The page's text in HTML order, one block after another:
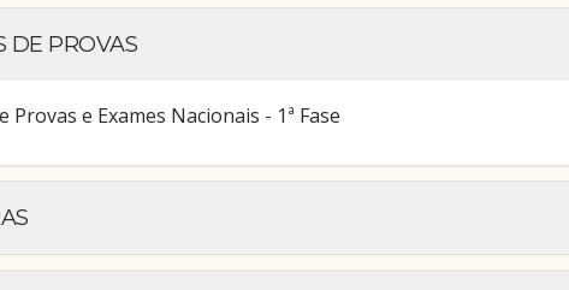
DE PROVAS
Provas e Exames Nacionais - 1ª Fase